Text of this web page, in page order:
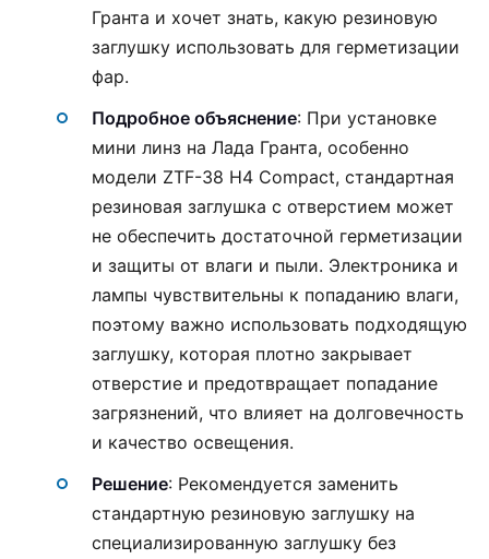
Гранта и хочет знать, какую резиновую
заглушку использовать для герметизации
фар.
Подробное объяснение: При установке
мини линз на Лада Гранта, особенно
модели ZTF-38 H4 Compact, стандартная
резиновая заглушка с отверстием может
не обеспечить достаточной герметизации
и защиты от влаги и пыли. Электроника и
лампы чувствительны к попаданию влаги,
поэтому важно использовать подходящую
заглушку, которая плотно закрывает
отверстие и предотвращает попадание
загрязнений, что влияет на долговечность
и качество освещения.
Решение: Рекомендуется заменить
стандартную резиновую заглушку на
специализированную заглушку без